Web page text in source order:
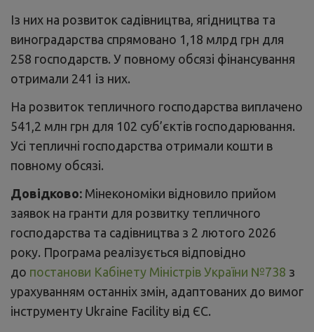
Із них на розвиток садівництва, ягідництва та
виноградарства спрямовано 1,18 млрд грн для
258 господарств. У повному обсязі фінансування
На розвиток тепличного господарства виплачено
541,2 млн грн для 102 суб’єктів господарювання.
Усі тепличні господарства отримали кошти в
Довідково:Мінекономіки відновило прийом
заявок на гранти для розвитку тепличного
господарства та садівництва з 2 лютого 2026
року. Програма реалізується відповідно
допостанови Кабінету Міністрів України №738з
урахуванням останніх змін, адаптованих до вимог